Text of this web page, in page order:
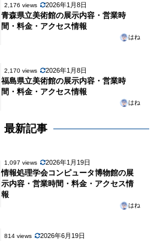
2,176 views 2026年1月8日
青森県立美術館の展示内容・営業時
間・料金・アクセス情報
はね
2,170 views 2026年1月8日
福島県立美術館の展示内容・営業時
間・料金・アクセス情報
はね
最新記事
1,097 views 2026年1月19日
情報処理学会コンピュータ博物館の展
示内容・営業時間・料金・アクセス情
報
はね
814 views 2026年6月19日